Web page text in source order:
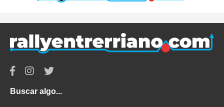
Buscar algo...